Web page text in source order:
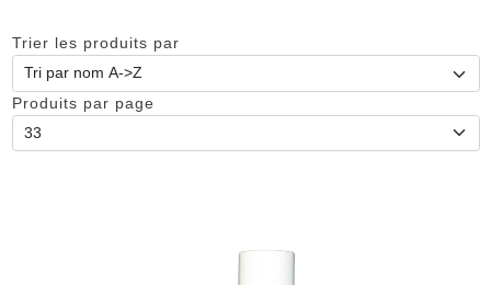
Trier les produits par
Produits par page